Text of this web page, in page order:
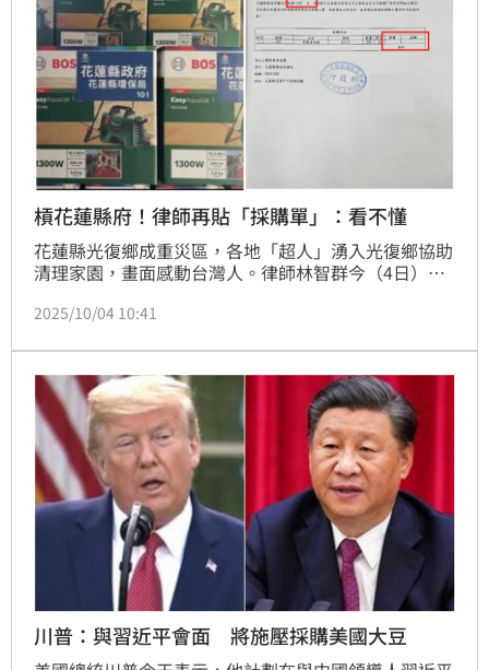
槓花蓮縣府！律師再貼「採購單」：看不懂
花蓮縣光復鄉成重災區，各地「超人」湧入光復鄉協助
清理家園，畫面感動台灣人。律師林智群今（4日）上
政府的字樣，大酸縣府變身「貼紙超人」，把別人的物
律師蒐證提告。但林智群再發出質疑，中央和民間捐贈
的高壓清洗機都已經超過受災戶數，為何縣府不是先調
度分配，而是決定再買500台？再酸「縣政府『不是』
貼紙超人，他們
2025/10/04 10:41
川普：與習近平會面 將施壓採購美國大豆